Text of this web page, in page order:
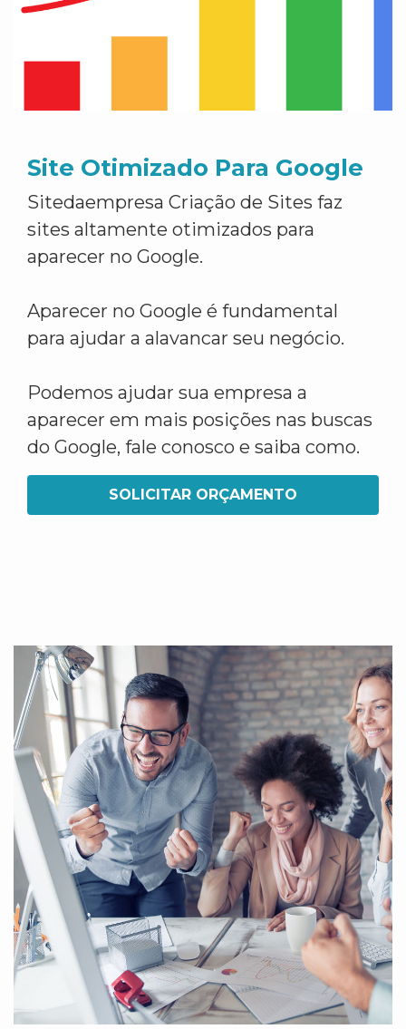
Site Otimizado Para Google
Sitedaempresa Criação de Sites faz
sites altamente otimizados para
aparecer no Google.
Aparecer no Google é fundamental
para ajudar a alavancar seu negócio.
Podemos ajudar sua empresa a
aparecer em mais posições nas buscas
do Google, fale conosco e saiba como.
SOLICITAR ORÇAMENTO